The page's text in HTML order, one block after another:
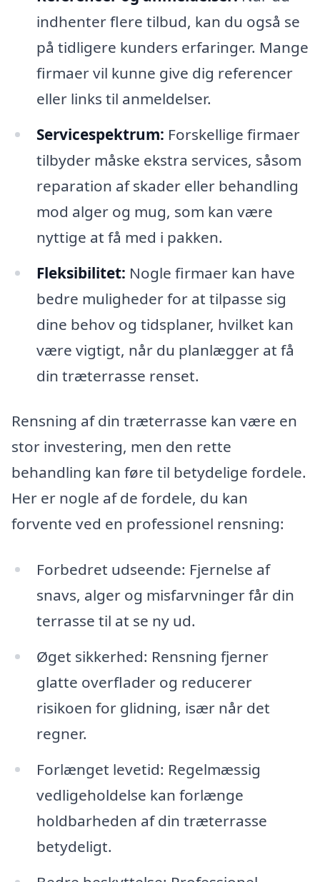
indhenter flere tilbud, kan du også se
på tidligere kunders erfaringer. Mange
firmaer vil kunne give dig referencer
eller links til anmeldelser.
Servicespektrum: Forskellige firmaer
tilbyder måske ekstra services, såsom
reparation af skader eller behandling
mod alger og mug, som kan være
nyttige at få med i pakken.
Fleksibilitet: Nogle firmaer kan have
bedre muligheder for at tilpasse sig
dine behov og tidsplaner, hvilket kan
være vigtigt, når du planlægger at få
din træterrasse renset.
Rensning af din træterrasse kan være en
stor investering, men den rette
behandling kan føre til betydelige fordele.
Her er nogle af de fordele, du kan
forvente ved en professionel rensning:
Forbedret udseende: Fjernelse af
snavs, alger og misfarvninger får din
terrasse til at se ny ud.
Øget sikkerhed: Rensning fjerner
glatte overflader og reducerer
risikoen for glidning, især når det
regner.
Forlænget levetid: Regelmæssig
vedligeholdelse kan forlænge
holdbarheden af din træterrasse
betydeligt.